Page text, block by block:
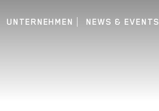
UNTERNEHMEN NEWS & EVENTS